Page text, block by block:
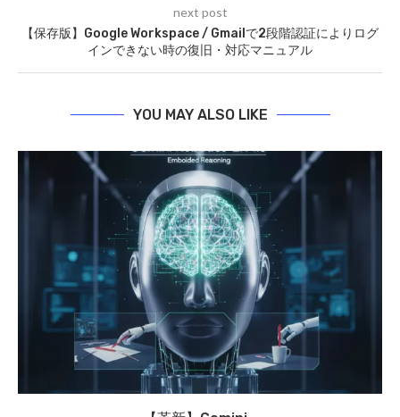
next post
【保存版】Google Workspace / Gmailで2段階認証によりログ
インできない時の復旧・対応マニュアル
YOU MAY ALSO LIKE